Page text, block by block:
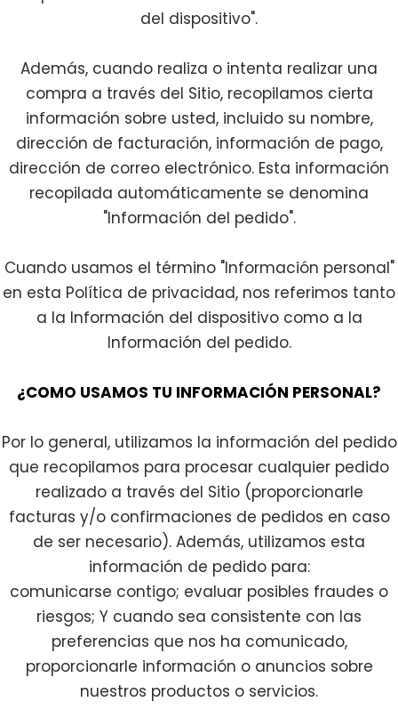
del dispositivo".
Además, cuando realiza o intenta realizar una
compra a través del Sitio, recopilamos cierta
información sobre usted, incluido su nombre,
dirección de facturación, información de pago,
dirección de correo electrónico. Esta información
recopilada automáticamente se denomina
"Información del pedido".
Cuando usamos el término "Información personal"
en esta Política de privacidad, nos referimos tanto
a la Información del dispositivo como a la
Información del pedido.
¿COMO USAMOS TU INFORMACIÓN PERSONAL?
Por lo general, utilizamos la información del pedido
que recopilamos para procesar cualquier pedido
realizado a través del Sitio (proporcionarle
facturas y/o confirmaciones de pedidos en caso
de ser necesario). Además, utilizamos esta
información de pedido para:
comunicarse contigo; evaluar posibles fraudes o
riesgos; Y cuando sea consistente con las
preferencias que nos ha comunicado,
proporcionarle información o anuncios sobre
nuestros productos o servicios.